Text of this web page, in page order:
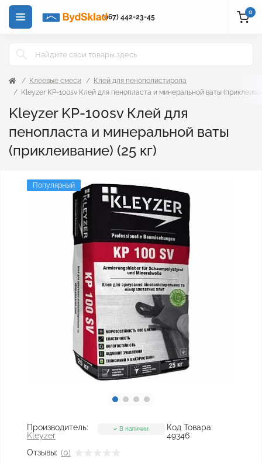
(067) 442-23-45
0
Клеевые смеси
Клей для пенополистирола
Kleyzer KP-100sv Клей для пенопласта и минеральной ваты
Kleyzer KP-100sv Клей для
пенопласта и минеральной ваты
(приклеивание) (25 кг)
Популярный
Производитель:
Kleyzer
Код Товара:
49346
Отзывы: (0)
В наличии